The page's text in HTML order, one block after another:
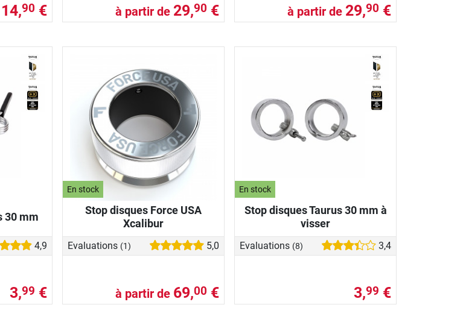
14,90 € à partir de 29,90 € à partir de 29,90 €
30 mm
4,9
3,99 €
En stock
Stop disques Force USA
Xcalibur
Evaluations (1) 5,0
à partir de 69,00 €
En stock
Stop disques Taurus 30 mm à
visser
Evaluations (8) 3,4
3,99 €